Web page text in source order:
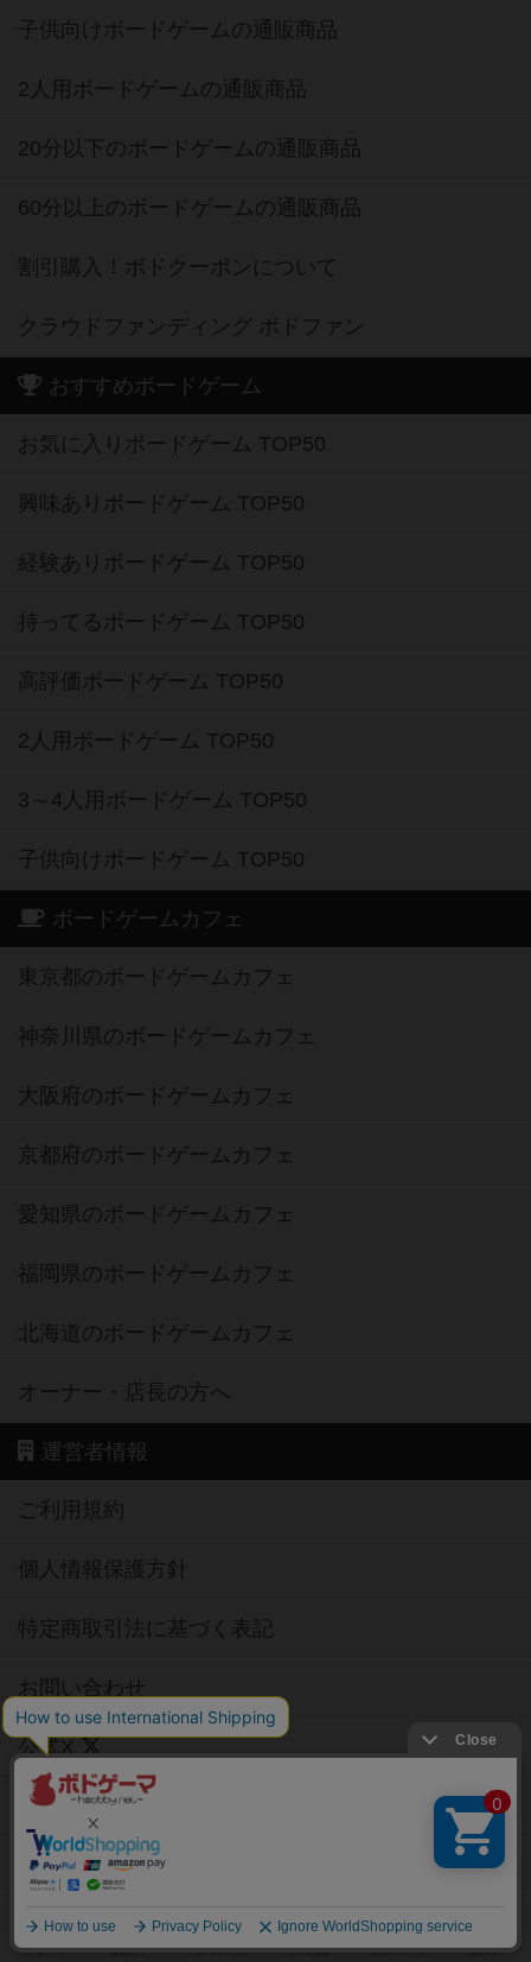
子供向けボードゲームの通販商品
2人用ボードゲームの通販商品
20分以下のボードゲームの通販商品
60分以上のボードゲームの通販商品
割引購入！ボドクーポンについて
クラウドファンディング ボドファン
おすすめボードゲーム
お気に入りボードゲーム TOP50
興味ありボードゲーム TOP50
経験ありボードゲーム TOP50
持ってるボードゲーム TOP50
高評価ボードゲーム TOP50
2人用ボードゲーム TOP50
3～4人用ボードゲーム TOP50
子供向けボードゲーム TOP50
ボードゲームカフェ
東京都のボードゲームカフェ
神奈川県のボードゲームカフェ
大阪府のボードゲームカフェ
京都府のボードゲームカフェ
愛知県のボードゲームカフェ
福岡県のボードゲームカフェ
北海道のボードゲームカフェ
オーナー・店長の方へ
運営者情報
ご利用規約
個人情報保護方針
特定商取引法に基づく表記
お問い合わせ
公式X
公式instagram
公式Facebook
公式YouTubeチャンネル